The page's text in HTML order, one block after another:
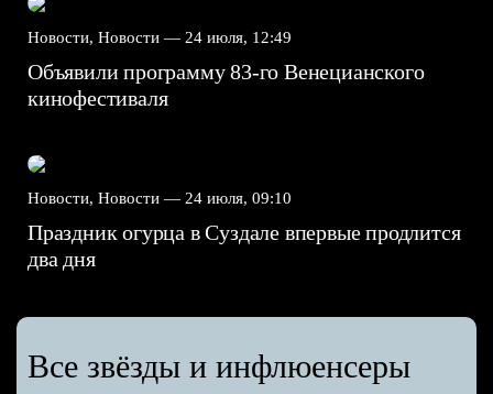
Новости, Новости — 24 июля, 12:49
Объявили программу 83-го Венецианского
кинофестиваля
Новости, Новости — 24 июля, 09:10
Праздник огурца в Суздале впервые продлится
два дня
Все звёзды и инфлюенсеры